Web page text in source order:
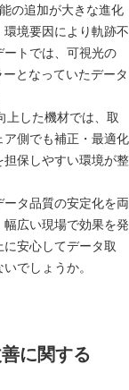
の追加が大きな進化
境要因により軌跡不
ートでは、可視光の
となっていたデータ
上した機材では、取
側でも補正・最適化
保しやすい環境が整
タ品質の安定化を両
広い現場で効果を発
安心してデータ取
でしょうか。
に関する